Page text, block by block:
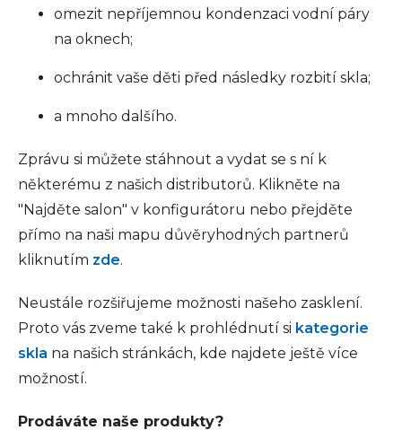
omezit nepříjemnou kondenzaci vodní páry
na oknech;
ochránit vaše děti před následky rozbití skla;
a mnoho dalšího.
Zprávu si můžete stáhnout a vydat se s ní k
některému z našich distributorů. Klikněte na
"Najděte salon" v konfigurátoru nebo přejděte
přímo na naši mapu důvěryhodných partnerů
kliknutím zde.
Neustále rozšiřujeme možnosti našeho zasklení.
Proto vás zveme také k prohlédnutí si kategorie
skla na našich stránkách, kde najdete ještě více
možností.
Prodáváte naše produkty?